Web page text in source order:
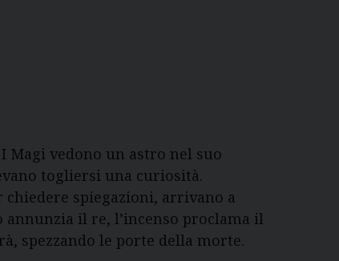
vedono un astro nel suo
togliersi una curiosità.
spiegazioni, arrivano a
il re, l’incenso proclama il
spezzando le porte della morte.